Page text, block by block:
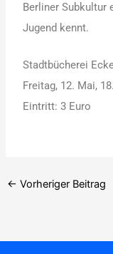
Berliner Subkultur
Jugend kennt.
Stadtbücherei
Freitag, 12. Mai,
Eintritt: 3 Euro
← Vorheriger Beitrag